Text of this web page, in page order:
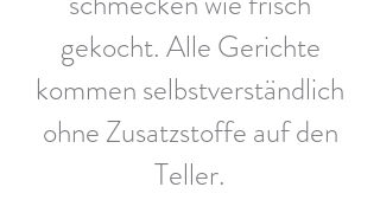
gekocht. Alle Gerichte
kommen selbstverständlich
ohne Zusatzstoffe auf den
Teller.